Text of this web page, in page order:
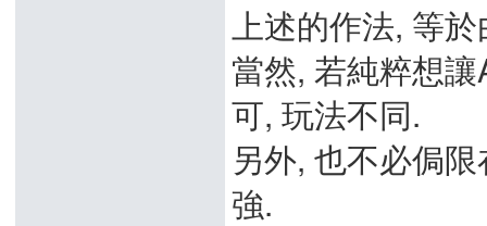
上述的作法, 等
當然, 若純粹想
可, 玩法不同.
另外, 也不必侷
強.